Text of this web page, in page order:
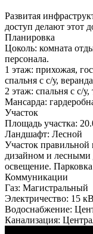
Развитая
доступ делают этот
Планировка
Цоколь: комната
персонала.
1 этаж: прихожая,
спальня с с/у,
2 этаж: спальня с с/
Мансарда:
Участок
Площадь участка:
Ландшафт: Лесной
Участок
дизайном и лесными
освещение.
Коммуникации
Газ: Магистральный
Электричество: 15
Водоснабжение:
Канализация: